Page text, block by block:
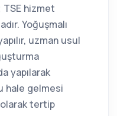
TSE hizmet
Yoğuşmalı
uzman usul
yapılarak
hale gelmesi
olarak tertip